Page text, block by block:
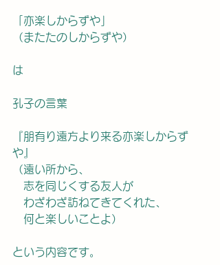
「亦楽しからずや」
（またたのしからずや）
は
孔子の言葉
『朋有り遠方より来る亦楽しからず
や』
（遠い所から、
志を同じくする友人が
わざわざ訪ねてきてくれた、
何と楽しいことよ）
という内容です。